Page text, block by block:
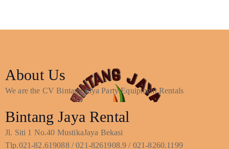
About Us
We are the CV Bintang Jaya Party Equipment Rentals
Bintang Jaya Rental
Jl. Siti 1 No.40 MustikaJaya Bekasi
Tlp.021-82.619088 / 021-8261908.9 / 021-8260.1199